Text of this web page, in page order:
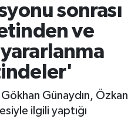
sonrası
ve
Günaydın, Özkan
ilgili yaptığı